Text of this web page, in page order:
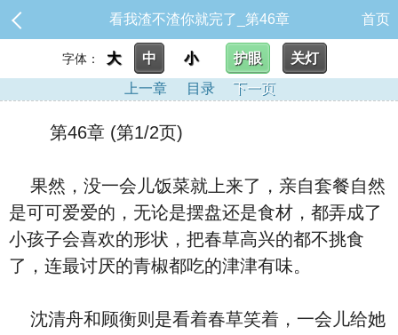
看我渣不渣你就完了_第46章 首页
字体： 大 中 小 护眼
关灯
上一章
目录 下一页
第46章 (第1/2页)
果然，没一会儿饭菜就上来了，亲自套餐自然
是可可爱爱的，无论是摆盘还是食材，都弄成了
小孩子会喜欢的形状，把春草高兴的都不挑食
了，连最讨厌的青椒都吃的津津有味。
沈清舟和顾衡则是看着春草笑着，一会儿给她